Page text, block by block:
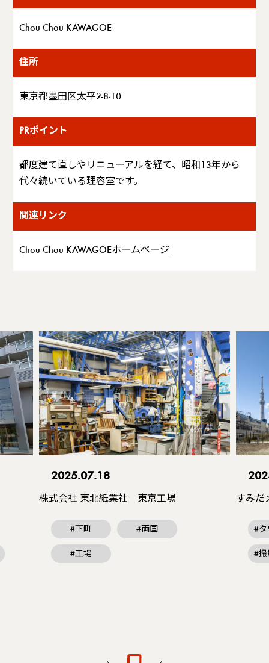
Chou Chou KAWAGOE
住所
東京都墨田区太平2-8-10
PRポイント
都度建て直しやリニューアルを経て、昭和13年から
代々続いている理容室です。
関連リンク
Chou Chou KAWAGOEホームページ
2025.07.18
株式会社 東北紙業社 東京工場
#下町 #両国
#工場
すみだ
#タ
#撮